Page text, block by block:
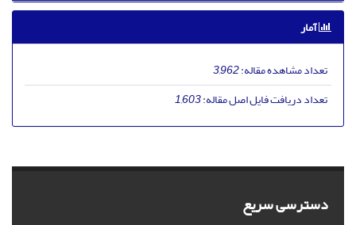
آمار
تعداد مشاهده مقاله:3,962
تعداد دریافت فایل اصل مقاله:1,603
دسترسی سریع